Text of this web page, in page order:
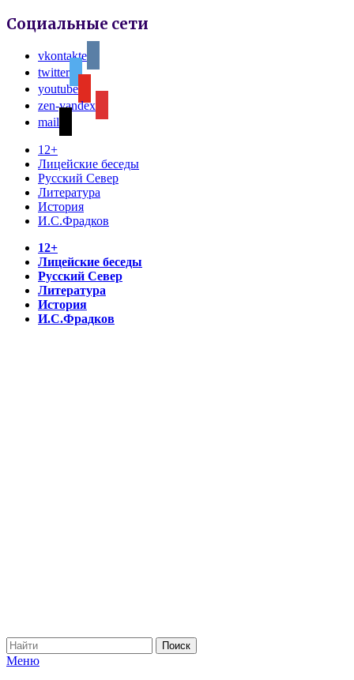
Социальные сети
vkontakte
twitter
youtube
zen-yandex
mail
12+
Лицейские беседы
Русский Север
Литература
История
И.С.Фрадков
12+
Лицейские беседы
Русский Север
Литература
История
И.С.Фрадков
Меню